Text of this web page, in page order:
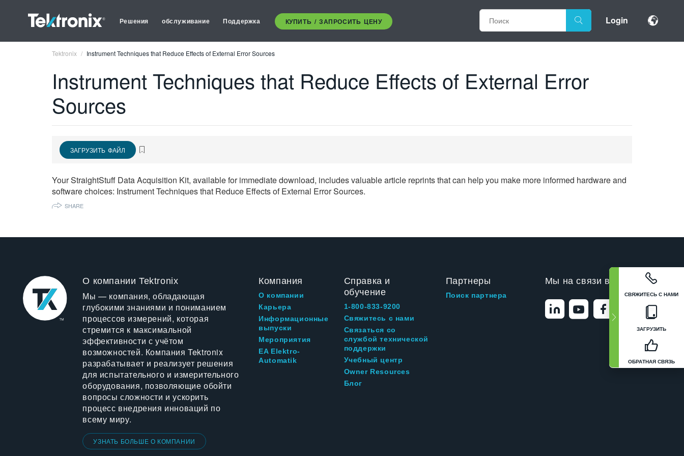
Решения обслуживание Поддержка КУПИТЬ / ЗАПРОСИТЬ ЦЕНУ Login
СВЯЖИТЕСЬ С НАМИ
ЗАГРУЗИТЬ
ОБРАТНАЯ СВЯЗЬ
Tektronix Instrument Techniques that Reduce Effects of External Error Sources
Instrument Techniques that Reduce Effects of External Error
Sources
ЗАГРУЗИТЬ ФАЙЛ
Your StraightStuff Data Acquisition Kit, available for immediate download, includes valuable article reprints that can help you make more informed hardware and
software choices: Instrument Techniques that Reduce Effects of External Error Sources.
SHARE
О компании Tektronix
Мы — компания, обладающая
глубокими знаниями и пониманием
процессов измерений, которая
стремится к максимальной
эффективности с учётом
возможностей. Компания Tektronix
разрабатывает и реализует решения
для испытательного и измерительного
оборудования, позволяющие обойти
вопросы сложности и ускорить
процесс внедрения инноваций по
всему миру.
УЗНАТЬ БОЛЬШЕ О КОМПАНИИ
Компания
О компании
Карьера
Информационные
выпуски
Мероприятия
EA Elektro-
Automatik
Справка и
обучение
1-800-833-9200
Свяжитесь с нами
Связаться со
службой технической
поддержки
Учебный центр
Owner Resources
Блог
Партнеры
Поиск партнера
Мы на связи в